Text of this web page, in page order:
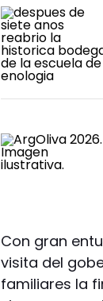
Con gran
visita del
familiares la